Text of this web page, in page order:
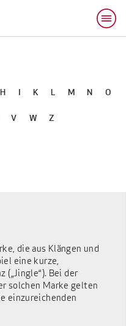
H I K L M N O
V W Z
die aus Klängen und
eine kurze,
Bei der
solchen Marke gelten
einzureichenden